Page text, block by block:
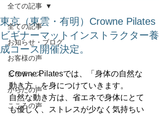
全ての記事
お知らせ・ブログ
お客様の声
ピラティス
からだの声
こころの声
全ての記事
東京（東雲・有明）Crowne Pilates
ビギナーマットインストラクター養
成コース開催決定。
Crowne Pilatesでは、「身体の自然な
動き方」を身につけていきます。
自然な動き方は、省エネで身体にとて
も優しく、ストレスが少なく気持ちい